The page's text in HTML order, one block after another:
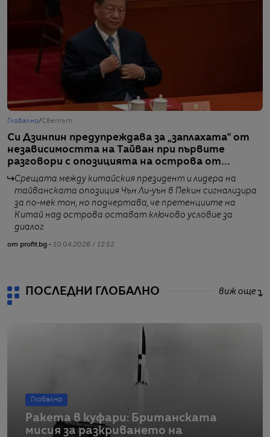
Глобално/Светът
Си Дзинпин предупреждава за „заплахата“ от
независимостта на Тайван при първите
разговори с опозицията на острова от
десетилетие
Срещата между китайския президент и лидера на
тайванската опозиция Чън Ли-уън в Пекин сигнализира
за по-мек тон, но подчертава, че претенциите на
Китай над острова остават ключово условие за
диалог
от profit.bg - 10.04.2026 / 12:52
ПОСЛЕДНИ ГЛОБАЛНО виж още
Глобално
Ракета в куфари: Британската
мисия за разкриването на